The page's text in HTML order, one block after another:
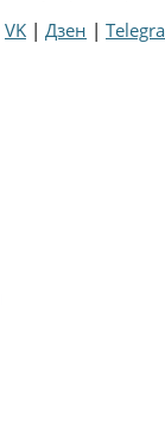
VK | Дзен |